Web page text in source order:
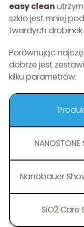
easy clean
szkło jest mniej
twardych drobinek
Porównując
dobrze jest
kilku parametrów:
Nanobauer
SiO2 Care